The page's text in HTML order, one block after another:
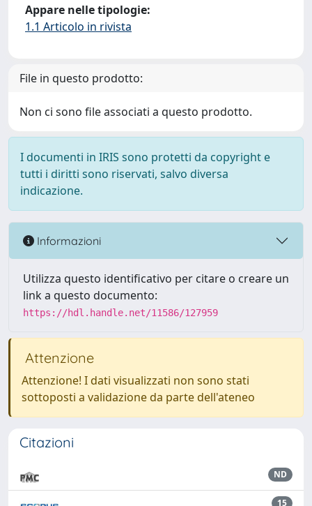
Appare nelle tipologie:
1.1 Articolo in rivista
File in questo prodotto:
Non ci sono file associati a questo prodotto.
I documenti in IRIS sono protetti da copyright e
tutti i diritti sono riservati, salvo diversa
indicazione.
Informazioni
Utilizza questo identificativo per citare o creare un
link a questo documento:
https://hdl.handle.net/11586/127959
Attenzione
Attenzione! I dati visualizzati non sono stati
sottoposti a validazione da parte dell'ateneo
Citazioni
ND
15